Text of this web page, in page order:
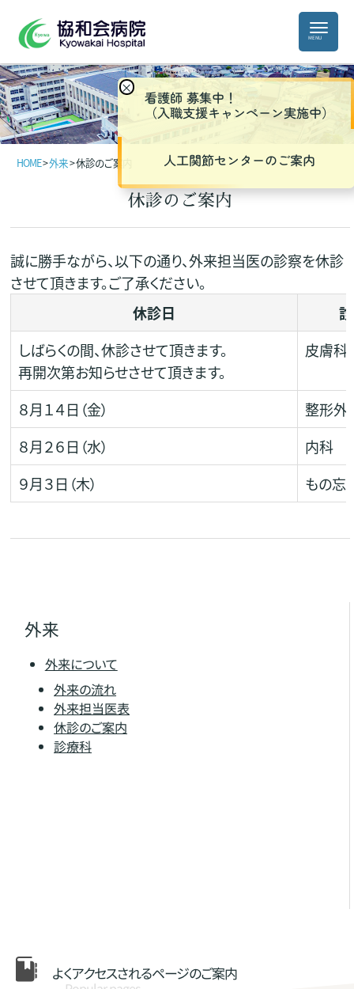
HOME>外来>休診のご案内
休診のご案内
誠に勝手ながら、以下の通り、外来担当医の診察を休診
させて頂きます。ご了承ください。
休診日
しばらくの間、休診させて頂きます。
再開次第お知らせさせて頂きます。
皮膚科
８月１４日（金）
整形外
８月２６日（水）
内科
９月３日（木）
もの忘
外来
外来について
外来の流れ
外来担当医表
休診のご案内
診療科
よくアクセスされるページのご案内
×
看護師 募集中！
（入職支援キャンペーン実施中）
人工関節センターのご案内